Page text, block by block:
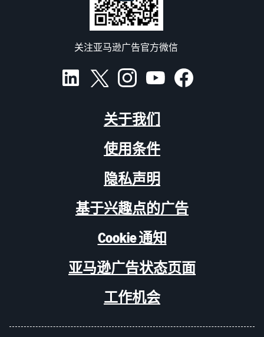
关注亚马逊广告官方微信
关于我们
使用条件
隐私声明
基于兴趣点的广告
Cookie 通知
亚马逊广告状态页面
工作机会